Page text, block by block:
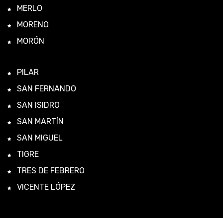
MERLO
MORENO
MORÓN
PILAR
SAN FERNANDO
SAN ISIDRO
SAN MARTÍN
SAN MIGUEL
TIGRE
TRES DE FEBRERO
VICENTE LÓPEZ